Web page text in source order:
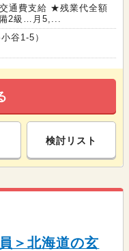
通費支給 ★残業代全額
2級…月5,...
谷1-5）
検討リスト
＞北海道の玄